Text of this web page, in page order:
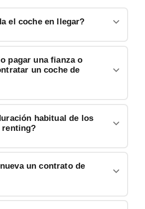
el coche en llegar?
pagar una fianza o
un coche de
habitual de los
renting?
un contrato de